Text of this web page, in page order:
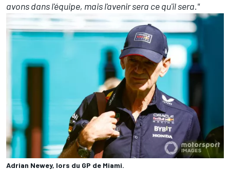
avons dans l'équipe, mais l'avenir sera ce qu'il sera."
Adrian Newey, lors du GP de Miami.